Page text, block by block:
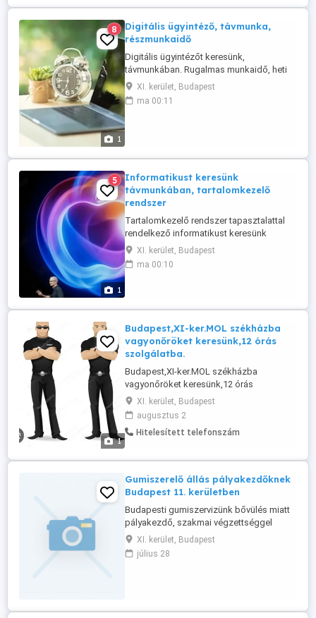
1
8
Digitális ügyintéző, távmunka,
részmunkaidő
Digitális ügyintézőt keresünk,
távmunkában. Rugalmas munkaidő, heti
fizetés. A munkavégzés helye: távmunka
Az ajánlat aktuális, csak azonnali
kezdéssel ! Az ideális jelölt: olyan, eddig a
XI. kerület, Budapest
ma 00:11
1
5
Informatikust keresünk
távmunkában, tartalomkezelő
rendszer
Tartalomkezelő rendszer tapasztalattal
rendelkező informatikust keresünk
távmunkában, alkalmi vagy
részmunkaidős, hosszú távra. Pénz:
alkuképes, az ismereteitől és a
munkavégzés helye: távmunka. Beugró
feltétel: konkrétumokat tartalmazó
szakmai ...
XI. kerület, Budapest
ma 00:10
1
Budapest,XI-ker.MOL székházba
vagyonőröket keresünk,12 órás
szolgálatba.
Budapest,XI-ker.MOL székházba
vagyonőröket keresünk,12 órás
szolgálatba. Napi 12 órás,éjjel-nappal.
Nettó órabér:2000 Ft (teljes bejelentés)
Elvárásaink: -Érvényes vagyonőri
okmányok megléte. -Jól szituált
őrzésben való jártasság(monitor,tűz,-
illetve riasztó ...
XI. kerület, Budapest
augusztus 2
Hitelesített telefonszám
Gumiszerelő állás pályakezdőknek
Budapest 11. kerületben
Budapesti gumiszervizünk bővülés miatt
pályakezdő, szakmai végzettséggel
rendelkező munkatársat keres hosszú
távra. Feladatok: személy- és
kisteherautók gumiszerelése centrírozás
mechatronikai ...
XI. kerület, Budapest
július 28